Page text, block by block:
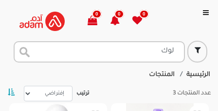
0
0
0
الرئيسية المنتجات
عدد المنتجات 3 ترتيب